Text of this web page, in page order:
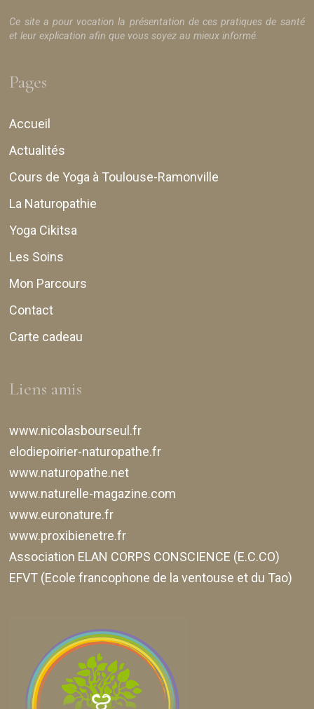
Ce site a pour vocation la présentation de ces pratiques de santé
et leur explication afin que vous soyez au mieux informé.
Pages
Accueil
Actualités
Cours de Yoga à Toulouse-Ramonville
La Naturopathie
Yoga Cikitsa
Les Soins
Mon Parcours
Contact
Carte cadeau
Liens amis
www.nicolasbourseul.fr
elodiepoirier-naturopathe.fr
www.naturopathe.net
www.naturelle-magazine.com
www.euronature.fr
www.proxibienetre.fr
Association ELAN CORPS CONSCIENCE (E.C.CO)
EFVT (Ecole francophone de la ventouse et du Tao)